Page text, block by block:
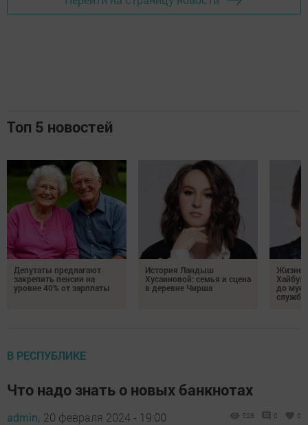
Топ 5 новостей
Депутаты предлагают
закрепить пенсии на
уровне 40% от зарплаты
История Ландыш
Хусаиновой: семья и сцена
в деревне Чирша
до
службы
В РЕСПУБЛИКЕ
Что надо знать о новых банкнотах
admin, 20 февраля 2024 - 19:00 528 0 0